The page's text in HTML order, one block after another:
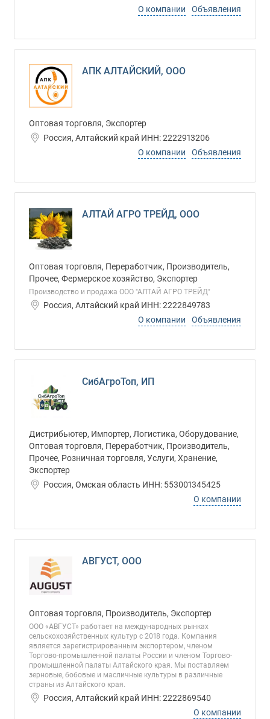
О компании
Объявления
АПК АЛТАЙСКИЙ, ООО
Оптовая торговля, Экспортер
Россия, Алтайский край ИНН: 2222913206
О компании
Объявления
АЛТАЙ АГРО ТРЕЙД, ООО
Оптовая торговля, Переработчик, Производитель,
Прочее, Фермерское хозяйство, Экспортер
Производство и продажа ООО "АЛТАЙ АГРО ТРЕЙД"
Россия, Алтайский край ИНН: 2222849783
О компании
Объявления
СибАгроТоп, ИП
Дистрибьютер, Импортер, Логистика, Оборудование,
Оптовая торговля, Переработчик, Производитель,
Прочее, Розничная торговля, Услуги, Хранение,
Экспортер
Россия, Омская область ИНН: 553001345425
О компании
АВГУСТ, ООО
Оптовая торговля, Производитель, Экспортер
ООО «АВГУСТ» работает на международных рынках
сельскохозяйственных культур с 2018 года. Компания
является зарегистрированным экспортером, членом
Торгово-промышленной палаты России и членом Торгово-
промышленной палаты Алтайского края. Мы поставляем
зерновые, бобовые и масличные культуры в различные
страны из Алтайского края.
Россия, Алтайский край ИНН: 2222869540
О компании